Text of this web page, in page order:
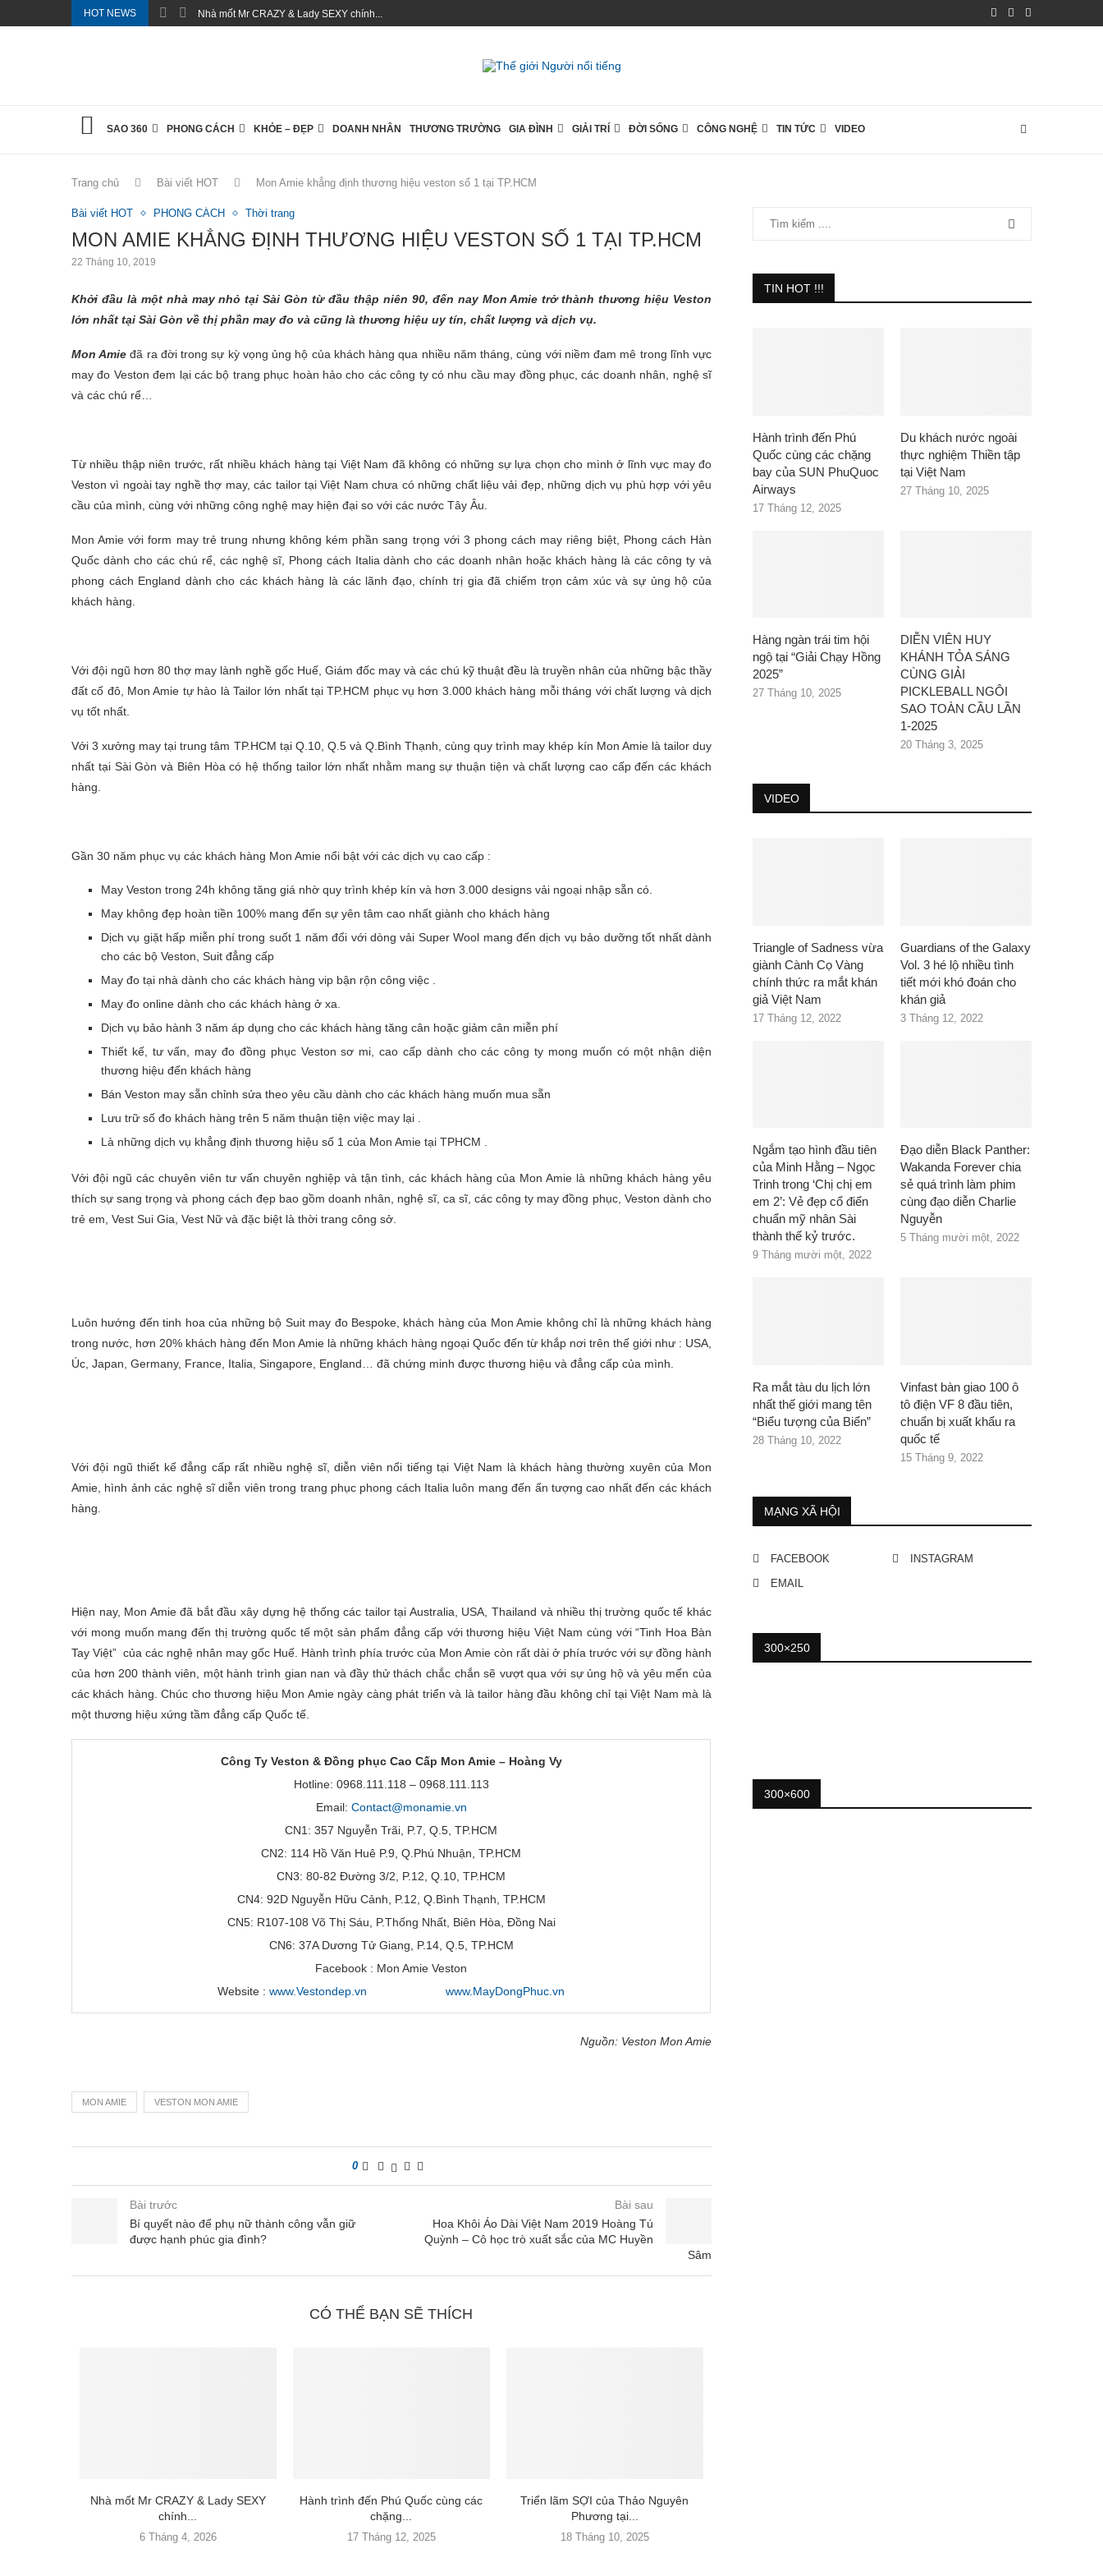
HOT NEWS Nhà mốt Mr CRAZY & Lady SEXY chính...
SAO 360 PHONG CÁCH KHỎE – ĐẸP DOANH NHÂN THƯƠNG TRƯỜNG GIA ĐÌNH GIẢI TRÍ ĐỜI SỐNG CÔNG NGHỆ TIN TỨC VIDEO
Trang chủ Bài viết HOT Mon Amie khẳng định thương hiệu veston số 1 tại TP.HCM
Bài viết HOT PHONG CÁCH Thời trang
MON AMIE KHẲNG ĐỊNH THƯƠNG HIỆU VESTON SỐ 1 TẠI TP.HCM
22 Tháng 10, 2019
Khởi đầu là một nhà may nhỏ tại Sài Gòn từ đầu thập niên 90, đến nay Mon Amie trở thành thương hiệu Veston
lớn nhất tại Sài Gòn về thị phần may đo và cũng là thương hiệu uy tín, chất lượng và dịch vụ.
Mon Amie đã ra đời trong sự kỳ vọng ủng hộ của khách hàng qua nhiều năm tháng, cùng với niềm đam mê trong lĩnh vực
may đo Veston đem lại các bộ trang phục hoàn hảo cho các công ty có nhu cầu may đồng phục, các doanh nhân, nghệ sĩ
và các chú rể…
Từ nhiều thập niên trước, rất nhiều khách hàng tại Việt Nam đã không có những sự lựa chọn cho mình ở lĩnh vực may đo
Veston vì ngoài tay nghề thợ may, các tailor tại Việt Nam chưa có những chất liệu vải đẹp, những dịch vụ phù hợp với yêu
cầu của mình, cùng với những công nghệ may hiện đại so với các nước Tây Âu.
Mon Amie với form may trẻ trung nhưng không kém phần sang trọng với 3 phong cách may riêng biệt, Phong cách Hàn
Quốc dành cho các chú rể, các nghệ sĩ, Phong cách Italia dành cho các doanh nhân hoặc khách hàng là các công ty và
phong cách England dành cho các khách hàng là các lãnh đạo, chính trị gia đã chiếm trọn cảm xúc và sự ủng hộ của
khách hàng.
Với đội ngũ hơn 80 thợ may lành nghề gốc Huế, Giám đốc may và các chú kỹ thuật đều là truyền nhân của những bậc thầy
đất cố đô, Mon Amie tự hào là Tailor lớn nhất tại TP.HCM phục vụ hơn 3.000 khách hàng mỗi tháng với chất lượng và dịch
vụ tốt nhất.
Với 3 xưởng may tại trung tâm TP.HCM tại Q.10, Q.5 và Q.Bình Thạnh, cùng quy trình may khép kín Mon Amie là tailor duy
nhất tại Sài Gòn và Biên Hòa có hệ thống tailor lớn nhất nhằm mang sự thuận tiện và chất lượng cao cấp đến các khách
hàng.
Gần 30 năm phục vụ các khách hàng Mon Amie nổi bật với các dịch vụ cao cấp :
May Veston trong 24h không tăng giá nhờ quy trình khép kín và hơn 3.000 designs vải ngoại nhập sẵn có.
May không đẹp hoàn tiền 100% mang đến sự yên tâm cao nhất giành cho khách hàng
Dịch vụ giặt hấp miễn phí trong suốt 1 năm đối với dòng vải Super Wool mang đến dịch vụ bảo dưỡng tốt nhất dành
cho các bộ Veston, Suit đẳng cấp
May đo tại nhà dành cho các khách hàng vip bận rộn công việc .
May đo online dành cho các khách hàng ở xa.
Dịch vụ bảo hành 3 năm áp dụng cho các khách hàng tăng cân hoặc giảm cân miễn phí
Thiết kế, tư vấn, may đo đồng phục Veston sơ mi, cao cấp dành cho các công ty mong muốn có một nhận diện
thương hiệu đến khách hàng
Bán Veston may sẵn chỉnh sửa theo yêu cầu dành cho các khách hàng muốn mua sẵn
Lưu trữ số đo khách hàng trên 5 năm thuận tiện việc may lại .
Là những dịch vụ khẳng định thương hiệu số 1 của Mon Amie tại TPHCM .
Với đội ngũ các chuyên viên tư vấn chuyên nghiệp và tận tình, các khách hàng của Mon Amie là những khách hàng yêu
thích sự sang trọng và phong cách đẹp bao gồm doanh nhân, nghệ sĩ, ca sĩ, các công ty may đồng phục, Veston dành cho
trẻ em, Vest Sui Gia, Vest Nữ và đặc biệt là thời trang công sở.
Luôn hướng đến tinh hoa của những bộ Suit may đo Bespoke, khách hàng của Mon Amie không chỉ là những khách hàng
trong nước, hơn 20% khách hàng đến Mon Amie là những khách hàng ngoại Quốc đến từ khắp nơi trên thế giới như : USA,
Úc, Japan, Germany, France, Italia, Singapore, England… đã chứng minh được thương hiệu và đẳng cấp của mình.
Với đội ngũ thiết kế đẳng cấp rất nhiều nghệ sĩ, diễn viên nổi tiếng tại Việt Nam là khách hàng thường xuyên của Mon
Amie, hình ảnh các nghệ sĩ diễn viên trong trang phục phong cách Italia luôn mang đến ấn tượng cao nhất đến các khách
hàng.
Hiện nay, Mon Amie đã bắt đầu xây dựng hệ thống các tailor tại Australia, USA, Thailand và nhiều thị trường quốc tế khác
với mong muốn mang đến thị trường quốc tế một sản phẩm đẳng cấp với thương hiệu Việt Nam cùng với “Tinh Hoa Bàn
Tay Việt” của các nghệ nhân may gốc Huế. Hành trình phía trước của Mon Amie còn rất dài ở phía trước với sự đồng hành
của hơn 200 thành viên, một hành trình gian nan và đầy thử thách chắc chắn sẽ vượt qua với sự ủng hộ và yêu mến của
các khách hàng. Chúc cho thương hiệu Mon Amie ngày càng phát triển và là tailor hàng đầu không chỉ tại Việt Nam mà là
một thương hiệu xứng tầm đẳng cấp Quốc tế.
Công Ty Veston & Đồng phục Cao Cấp Mon Amie – Hoàng Vy
Hotline: 0968.111.118 – 0968.111.113
Email: Contact@monamie.vn
CN1: 357 Nguyễn Trãi, P.7, Q.5, TP.HCM
CN2: 114 Hồ Văn Huê P.9, Q.Phú Nhuận, TP.HCM
CN3: 80-82 Đường 3/2, P.12, Q.10, TP.HCM
CN4: 92D Nguyễn Hữu Cảnh, P.12, Q.Bình Thạnh, TP.HCM
CN5: R107-108 Võ Thị Sáu, P.Thống Nhất, Biên Hòa, Đồng Nai
CN6: 37A Dương Tử Giang, P.14, Q.5, TP.HCM
Facebook : Mon Amie Veston
Website : www.Vestondep.vn www.MayDongPhuc.vn
Nguồn: Veston Mon Amie
MON AMIE VESTON MON AMIE
0
Bài trước
Bí quyết nào để phụ nữ thành công vẫn giữ
được hạnh phúc gia đình?
Bài sau
Hoa Khôi Áo Dài Việt Nam 2019 Hoàng Tú
Quỳnh – Cô học trò xuất sắc của MC Huyền
Sâm
CÓ THỂ BẠN SẼ THÍCH
Nhà mốt Mr CRAZY & Lady SEXY
chính...
6 Tháng 4, 2026
Hành trình đến Phú Quốc cùng các
chặng...
17 Tháng 12, 2025
Triển lãm SỢI của Thảo Nguyên
Phương tại...
18 Tháng 10, 2025
TIN HOT !!!
Hành trình đến Phú
Quốc cùng các chặng
bay của SUN PhuQuoc
Airways
17 Tháng 12, 2025
Du khách nước ngoài
thực nghiệm Thiền tập
tại Việt Nam
27 Tháng 10, 2025
Hàng ngàn trái tim hội
ngộ tại “Giải Chạy Hồng
2025”
27 Tháng 10, 2025
DIỄN VIÊN HUY
KHÁNH TỎA SÁNG
CÙNG GIẢI
PICKLEBALL NGÔI
SAO TOÀN CẦU LẦN
1-2025
20 Tháng 3, 2025
VIDEO
Triangle of Sadness vừa
giành Cành Cọ Vàng
chính thức ra mắt khán
giả Việt Nam
17 Tháng 12, 2022
Guardians of the Galaxy
Vol. 3 hé lộ nhiều tình
tiết mới khó đoán cho
khán giả
3 Tháng 12, 2022
Ngắm tạo hình đầu tiên
của Minh Hằng – Ngọc
Trinh trong ‘Chị chị em
em 2’: Vẻ đẹp cổ điển
chuẩn mỹ nhân Sài
thành thế kỷ trước.
9 Tháng mười một, 2022
Đạo diễn Black Panther:
Wakanda Forever chia
sẻ quá trình làm phim
cùng đạo diễn Charlie
Nguyễn
5 Tháng mười một, 2022
Ra mắt tàu du lịch lớn
nhất thế giới mang tên
“Biểu tượng của Biển”
28 Tháng 10, 2022
Vinfast bàn giao 100 ô
tô điện VF 8 đầu tiên,
chuẩn bị xuất khẩu ra
quốc tế
15 Tháng 9, 2022
MẠNG XÃ HỘI
FACEBOOK
INSTAGRAM
EMAIL
300×250
300×600